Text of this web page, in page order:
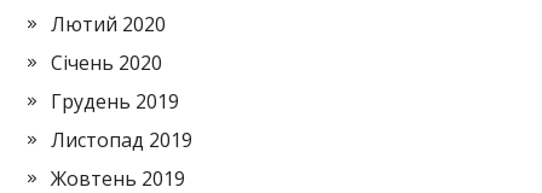
Лютий 2020
Січень 2020
Грудень 2019
Листопад 2019
Жовтень 2019